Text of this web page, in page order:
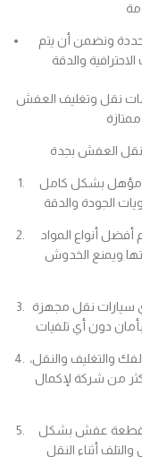
ونضمن أن يتم
نقل وتغليف العفش
بشكل كامل
أفضل أنواع المواد
ويمنع الخدوش
سيارات نقل مجهزة
والتغليف والنقل،
من شركة لإكمال
قطعة عفش بشكل